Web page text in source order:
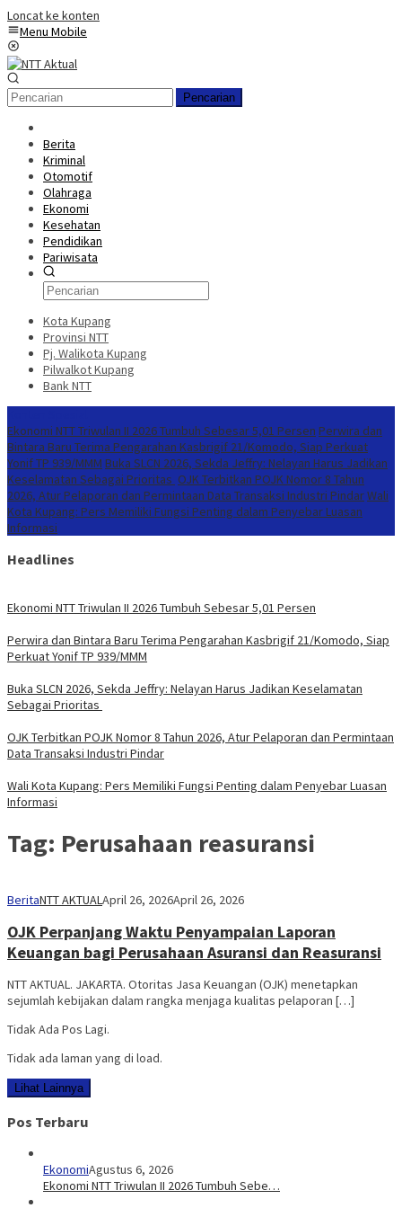
Loncat ke konten
Menu Mobile
Pencarian
Berita
Kriminal
Otomotif
Olahraga
Ekonomi
Kesehatan
Pendidikan
Pariwisata
Kota Kupang
Provinsi NTT
Pj. Walikota Kupang
Pilwalkot Kupang
Bank NTT
Ekonomi NTT Triwulan II 2026 Tumbuh Sebesar 5,01 Persen Perwira dan
Bintara Baru Terima Pengarahan Kasbrigif 21/Komodo, Siap Perkuat
Yonif TP 939/MMM Buka SLCN 2026, Sekda Jeffry: Nelayan Harus Jadikan
Keselamatan Sebagai Prioritas OJK Terbitkan POJK Nomor 8 Tahun
2026, Atur Pelaporan dan Permintaan Data Transaksi Industri PindarWali
Kota Kupang: Pers Memiliki Fungsi Penting dalam Penyebar Luasan
Informasi
Headlines
Ekonomi NTT Triwulan II 2026 Tumbuh Sebesar 5,01 Persen
Perwira dan Bintara Baru Terima Pengarahan Kasbrigif 21/Komodo, Siap
Perkuat Yonif TP 939/MMM
Buka SLCN 2026, Sekda Jeffry: Nelayan Harus Jadikan Keselamatan
Sebagai Prioritas
OJK Terbitkan POJK Nomor 8 Tahun 2026, Atur Pelaporan dan Permintaan
Data Transaksi Industri Pindar
Wali Kota Kupang: Pers Memiliki Fungsi Penting dalam Penyebar Luasan
Informasi
Tag: Perusahaan reasuransi
BeritaNTT AKTUALApril 26, 2026April 26, 2026
OJK Perpanjang Waktu Penyampaian Laporan
Keuangan bagi Perusahaan Asuransi dan Reasuransi
NTT AKTUAL. JAKARTA. Otoritas Jasa Keuangan (OJK) menetapkan
sejumlah kebijakan dalam rangka menjaga kualitas pelaporan […]
Tidak Ada Pos Lagi.
Tidak ada laman yang di load.
Lihat Lainnya
Pos Terbaru
EkonomiAgustus 6, 2026
Ekonomi NTT Triwulan II 2026 Tumbuh Sebe…